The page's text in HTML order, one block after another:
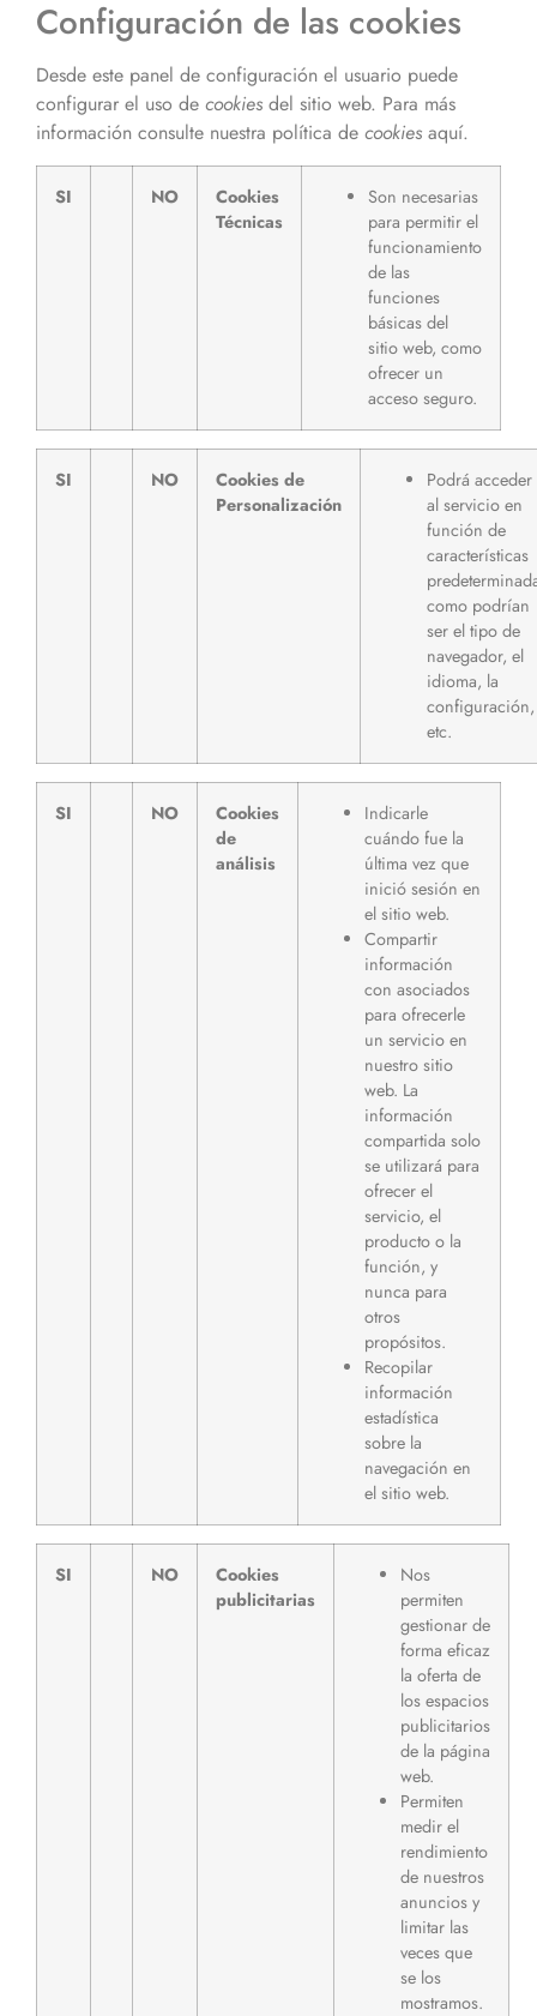
Configuración de las cookies
Desde este panel de configuración el usuario puede
configurar el uso de cookies del sitio web. Para más
información consulte nuestra política de cookies aquí.
SI NO
Cookies
Técnicas
Son necesarias
para permitir el
funcionamiento
de las
funciones
básicas del
sitio web, como
ofrecer un
acceso seguro.
SI NO
Cookies de
Personalización
Podrá acceder
al servicio en
función de
características
como podrían
ser el tipo de
navegador, el
idioma, la
configuración,
etc.
SI NO
Cookies
de
análisis
Indicarle
cuándo fue la
última vez que
inició sesión en
el sitio web.
Compartir
información
con asociados
para ofrecerle
un servicio en
nuestro sitio
web. La
información
compartida solo
se utilizará para
ofrecer el
servicio, el
producto o la
función, y
nunca para
otros
propósitos.
Recopilar
información
estadística
sobre la
navegación en
el sitio web.
SI NO
Cookies
publicitarias
Nos
permiten
gestionar de
forma eficaz
la oferta de
los espacios
publicitarios
de la página
web.
Permiten
medir el
rendimiento
de nuestros
anuncios y
limitar las
veces que
se los
mostramos.